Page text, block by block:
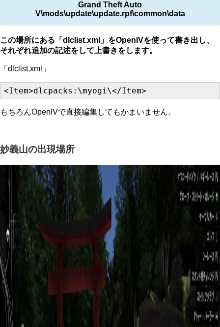
Grand Theft Auto
V\mods\update\update.rpf\common\data
この場所にある「dlclist.xml」をOpenIVを使って書き出し、
それぞれ追加の記述をして上書きをします。
「dlclist.xml」
<Item>dlcpacks:\myogi\</Item>
もちろんOpenIVで直接編集してもかまいません。
妙義山の出現場所